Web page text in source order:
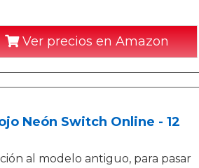
Ver precios en Amazon
Neón Switch Online - 12
al modelo antiguo, para pasar